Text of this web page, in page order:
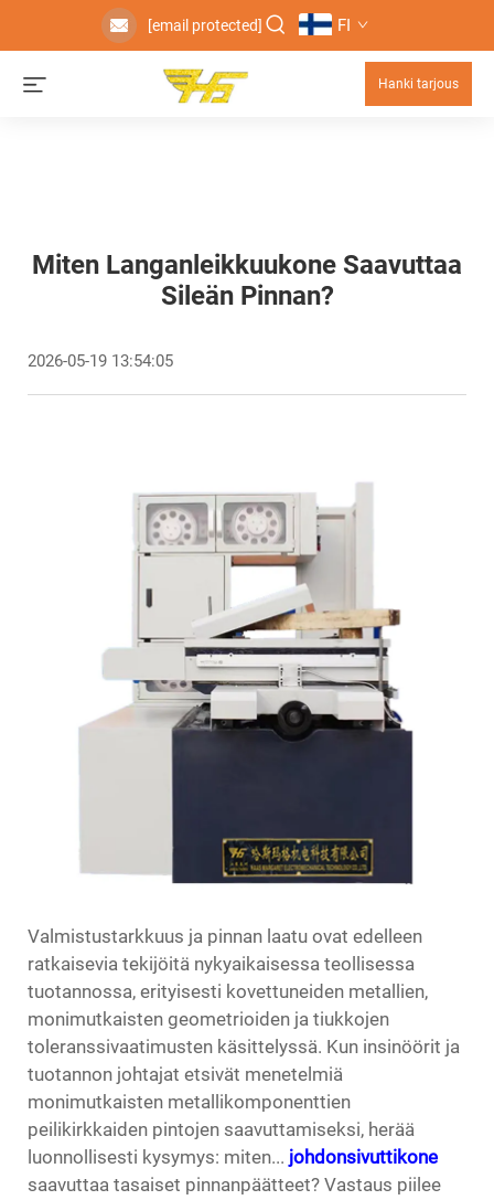
[email protected] FI
Hanki tarjous
Miten Langanleikkuukone Saavuttaa
Sileän Pinnan?
2026-05-19 13:54:05
Valmistustarkkuus ja pinnan laatu ovat edelleen
ratkaisevia tekijöitä nykyaikaisessa teollisessa
tuotannossa, erityisesti kovettuneiden metallien,
monimutkaisten geometrioiden ja tiukkojen
toleranssivaatimusten käsittelyssä. Kun insinöörit ja
tuotannon johtajat etsivät menetelmiä
monimutkaisten metallikomponenttien
peilikirkkaiden pintojen saavuttamiseksi, herää
luonnollisesti kysymys: miten... johdonsivuttikone
saavuttaa tasaiset pinnanpäätteet? Vastaus piilee